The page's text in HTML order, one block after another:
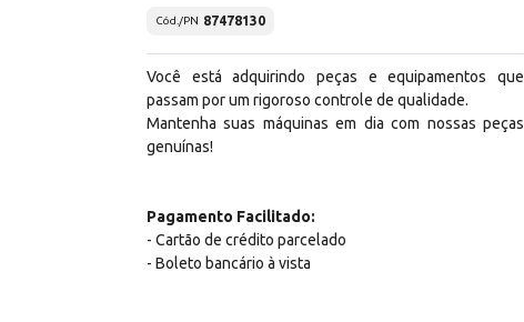
Cód./PN 87478130
Você está adquirindo peças e equipamentos que
passam por um rigoroso controle de qualidade.
Mantenha suas máquinas em dia com nossas peças
genuínas!
Pagamento Facilitado:
- Cartão de crédito parcelado
- Boleto bancário à vista